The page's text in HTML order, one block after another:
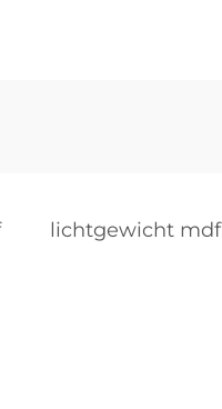
lichtgewicht mdf